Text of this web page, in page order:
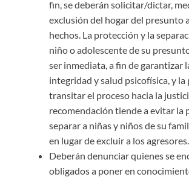
fin, se deberán solicitar/dictar,
exclusión del hogar del presunto
hechos. La protección y la
niño o adolescente de su
ser inmediata, a fin de garantizar
integridad y salud psicofísica, y
transitar el proceso hacia la
recomendación tiende a evitar la
separar a niñas y niños de su
en lugar de excluir a los agresores.
Deberán denunciar quienes se
obligados a poner en